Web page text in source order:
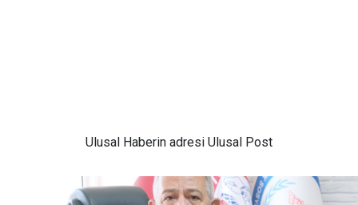
Ulusal Haberin adresi Ulusal Post